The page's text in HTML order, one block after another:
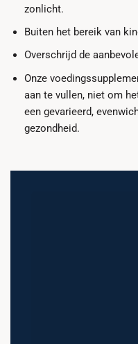
zonlicht.
Buiten het bereik van
Overschrijd de
Onze
aan te vullen, niet om
een gevarieerd,
gezondheid.